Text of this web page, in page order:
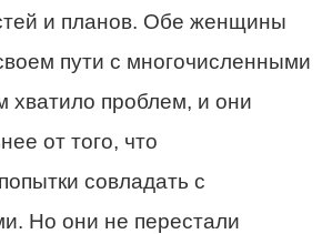
и планов. Обе женщины
пути с многочисленными
хватило проблем, и они
от того, что
совладать с
Но они не перестали